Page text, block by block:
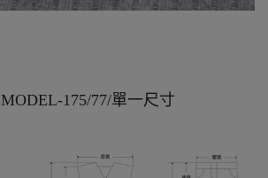
MODEL-175/77/單一尺寸